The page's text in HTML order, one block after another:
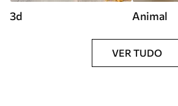
3d Animal
VER TUDO